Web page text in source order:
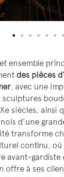
ensemble
des pièces
, avec une
sculptures
siècles, ainsi
d’une
transforme
continu, où
avant-gardiste
offre à ses